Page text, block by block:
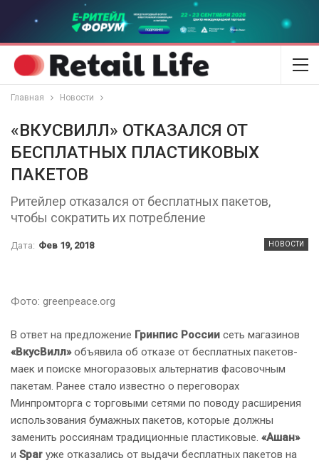
Главная Новости
«ВКУСВИЛЛ» ОТКАЗАЛСЯ ОТ
БЕСПЛАТНЫХ ПЛАСТИКОВЫХ
ПАКЕТОВ
Ритейлер отказался от бесплатных пакетов,
чтобы сократить их потребление
НОВОСТИ
Дата: Фев 19, 2018
Фото: greenpeace.org
В ответ на предложение Гринпис России сеть магазинов
«ВкусВилл»объявила об отказе от бесплатных пакетов-
маек и поиске многоразовых альтернатив фасовочным
пакетам. Ранее стало известно о переговорах
Минпромторга с торговыми сетями по поводу расширения
использования бумажных пакетов, которые должны
заменить россиянам традиционные пластиковые. «Ашан»
и Spar уже отказались от выдачи бесплатных пакетов на